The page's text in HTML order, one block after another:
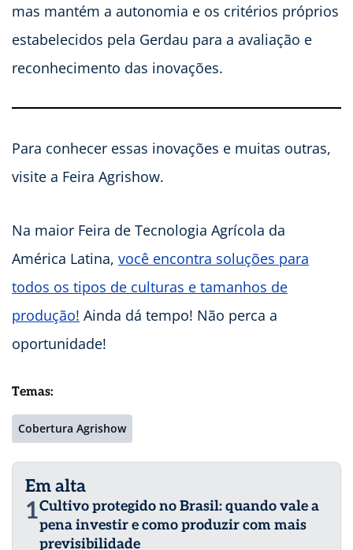
mas mantém a autonomia e os critérios próprios
estabelecidos pela Gerdau para a avaliação e
reconhecimento das inovações.
Para conhecer essas inovações e muitas outras,
visite a Feira Agrishow.
Na maior Feira de Tecnologia Agrícola da
América Latina, você encontra soluções para
todos os tipos de culturas e tamanhos de
produção! Ainda dá tempo! Não perca a
oportunidade!
Temas:
Cobertura Agrishow
Em alta
1Cultivo protegido no Brasil: quando vale a
pena investir e como produzir com mais
previsibilidade